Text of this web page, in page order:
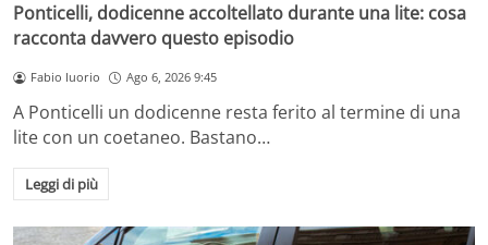
Ponticelli, dodicenne accoltellato durante una lite: cosa
racconta davvero questo episodio
Fabio Iuorio Ago 6, 2026 9:45
A Ponticelli un dodicenne resta ferito al termine di una
lite con un coetaneo. Bastano…
Leggi di più